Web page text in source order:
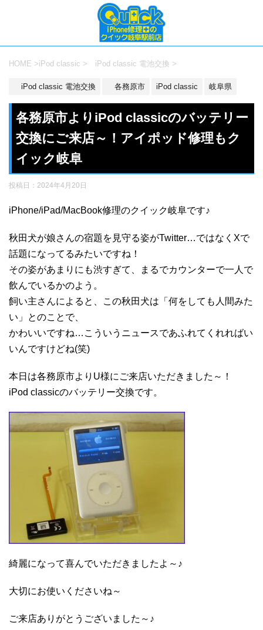
HOME >iPod classic > iPod classic 電池交換 >
iPod classic 電池交換 各務原市 iPod classic 岐阜県
各務原市よりiPod classicのバッテリー
交換にご来店～！アイポッド修理もク
イック岐阜
投稿日： 2024年4月20日
iPhone/iPad/MacBook修理のクイック岐阜です♪
秋田犬が娘さんの宿題を見守る姿がTwitter…ではなくXで
話題になってるみたいですね！
その姿があまりにも渋すぎて、まるでカウンターで一人で
飲んでいるかのよう。
飼い主さんによると、この秋田犬は「何をしても人間みた
い」とのことで、
かわいいですね…こういうニュースであふれてくれればい
いんですけどね(笑)
本日は各務原市よりU様にご来店いただきました～！
iPod classicのバッテリー交換です。
綺麗になって喜んでいただきましたよ～♪
大切にお使いくださいね～
ご来店ありがとうございました～♪